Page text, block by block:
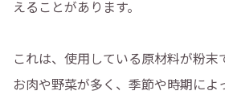
えることがあります。
これは、使用している原材料が粉
お肉や野菜が多く、季節や時期によ